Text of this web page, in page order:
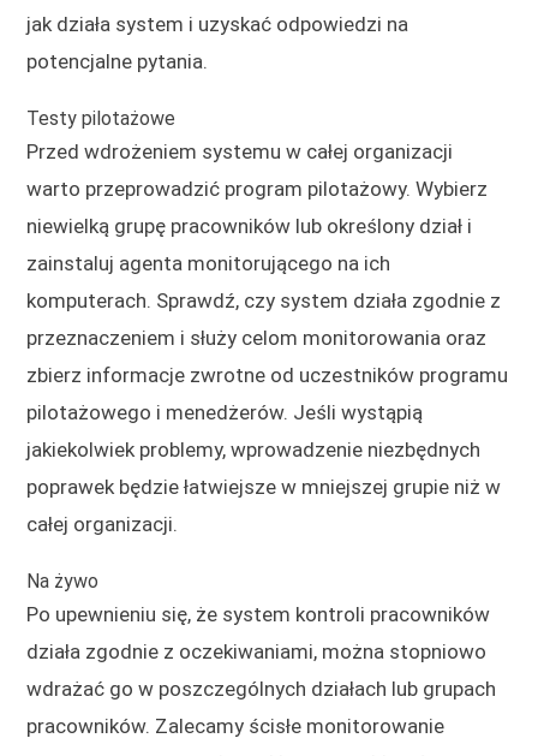
jak działa system i uzyskać odpowiedzi na
potencjalne pytania.
Testy pilotażowe
Przed wdrożeniem systemu w całej organizacji
warto przeprowadzić program pilotażowy. Wybierz
niewielką grupę pracowników lub określony dział i
zainstaluj agenta monitorującego na ich
komputerach. Sprawdź, czy system działa zgodnie z
przeznaczeniem i służy celom monitorowania oraz
zbierz informacje zwrotne od uczestników programu
pilotażowego i menedżerów. Jeśli wystąpią
jakiekolwiek problemy, wprowadzenie niezbędnych
poprawek będzie łatwiejsze w mniejszej grupie niż w
całej organizacji.
Na żywo
Po upewnieniu się, że system kontroli pracowników
działa zgodnie z oczekiwaniami, można stopniowo
wdrażać go w poszczególnych działach lub grupach
pracowników. Zalecamy ścisłe monitorowanie